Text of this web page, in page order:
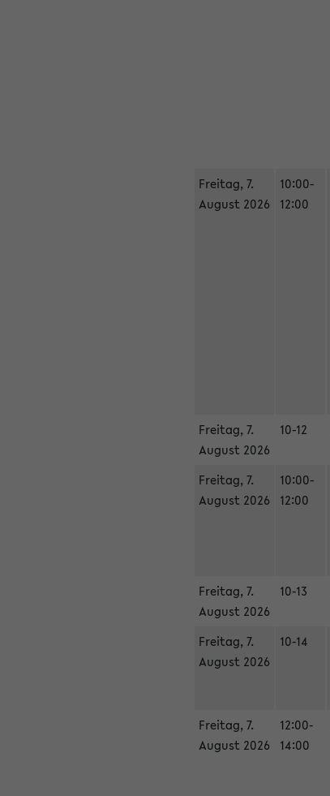
Freitag, 7.
August 2026
10:00-
12:00
Freitag, 7.
August 2026
10-12
Freitag, 7.
August 2026
10:00-
12:00
Freitag, 7.
August 2026
10-13
Freitag, 7.
August 2026
10-14
Freitag, 7.
August 2026
12:00-
14:00